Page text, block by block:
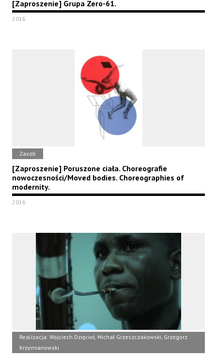
[Zaproszenie] Grupa Zero-61.
2016
Zasób
[Zaproszenie] Poruszone ciała. Choreografie
nowoczesności/Moved bodies. Choreographies of
modernity.
2016
Realizacja: Wojciech Dzięcioł, Michał Grzeszczakowski, Grzegorz
Krzymianowski